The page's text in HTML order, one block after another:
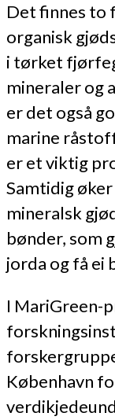
Det finnes to
organisk
i tørket
mineraler og
er det også
marine
er et viktig
Samtidig
mineralsk
bønder, som
jorda og få ei
I MariGreen-
København